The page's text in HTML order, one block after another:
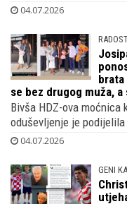
04.07.2026
brata
se bez drugog muža, a
Bivša HDZ-ova moćnica
oduševljenje je
04.07.2026
GENI